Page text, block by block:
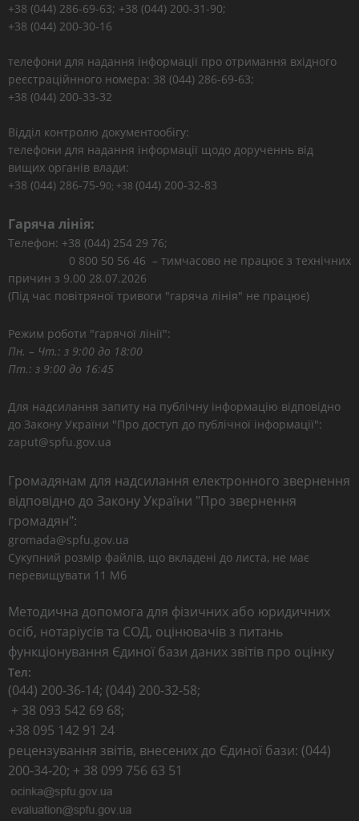
+38 (044) 286-69-63; +38 (044) 200-31-90;
+38 (044) 200-30-16
телефони для надання інформації про отримання вхідного
реєстраційнного номера: 38 (044) 286-69-63;
+38 (044) 200-33-32
Відділ контролю документообігу:
телефони для надання інформації щодо дорученнь від
вищих органів влади:
+38 (044) 286-75-90; +38 (044) 200-32-83
Гаряча лінія:
Телефон: +38 (044) 254 29 76;
0 800 50 56 46 – тимчасово не працює з технічних
причин з 9.00 28.07.2026
(Під час повітряної тривоги "гаряча лінія" не працює)
Режим роботи "гарячої лінії":
Пн. – Чт.: з 9:00 до 18:00
Пт.: з 9:00 до 16:45
Для надсилання запиту на публічну інформацію відповідно
до Закону України "Про доступ до публічної інформації":
zaput@spfu.gov.ua
Громадянам для надсилання електронного звернення
відповідно до Закону України "Про звернення
громадян":
gromada@spfu.gov.ua
Сукупний розмір файлів, що вкладені до листа, не має
перевищувати 11 Мб
Методична допомога для фізичних або юридичних
осіб, нотаріусів та СОД, оцінювачів з питань
функціонування Єдиної бази даних звітів про оцінку
Тел:
(044) 200-36-14; (044) 200-32-58;
+ 38 093 542 69 68;
+38 095 142 91 24
рецензування звітів, внесених до Єдиної бази: (044)
200-34-20; + 38 099 756 63 51